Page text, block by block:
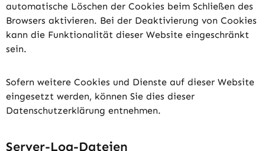
automatische Löschen der Cookies beim Schließen des
Browsers aktivieren. Bei der Deaktivierung von Cookies
kann die Funktionalität dieser Website eingeschränkt
sein.
Sofern weitere Cookies und Dienste auf dieser Website
eingesetzt werden, können Sie dies dieser
Datenschutzerklärung entnehmen.
Server-Log-Dateien